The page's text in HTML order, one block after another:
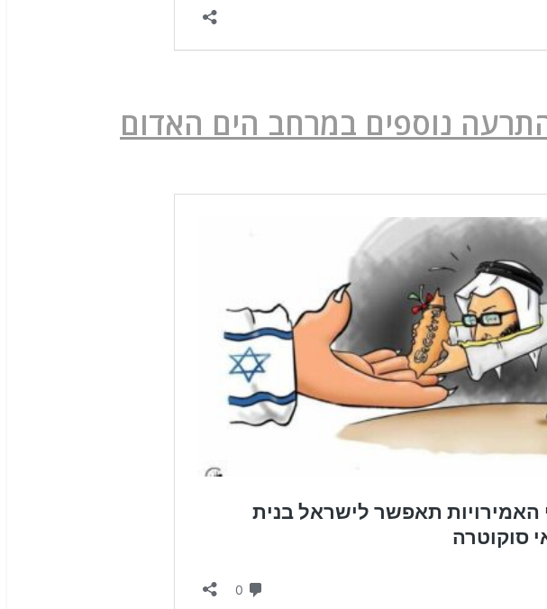
נוספים במרחב הים האדום